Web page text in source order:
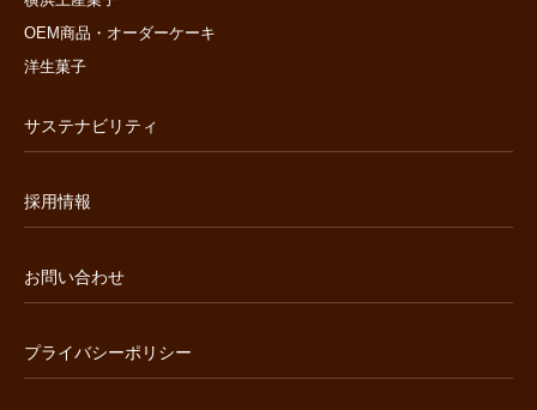
OEM商品・オーダーケーキ
洋生菓子
サステナビリティ
採用情報
お問い合わせ
プライバシーポリシー